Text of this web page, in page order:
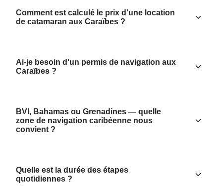
Comment est calculé le prix d'une location
de catamaran aux Caraïbes ?
Ai-je besoin d'un permis de navigation aux
Caraïbes ?
BVI, Bahamas ou Grenadines — quelle
zone de navigation caribéenne nous
convient ?
Quelle est la durée des étapes
quotidiennes ?